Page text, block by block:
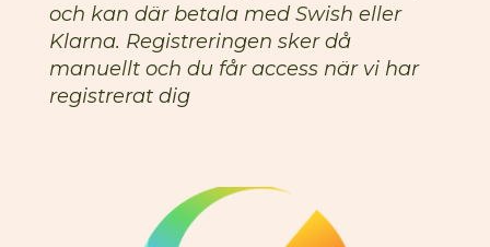
och kan där betala med Swish eller
Klarna. Registreringen sker då
manuellt och du får access när vi har
registrerat dig